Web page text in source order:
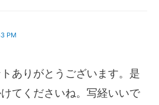
PM
ありがとうございます。是
てくださいね。写経いいで